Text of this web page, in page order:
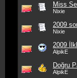
Miss
Nixie
2009
Nixie
2009
AlpikE
Doğru
AlpikE